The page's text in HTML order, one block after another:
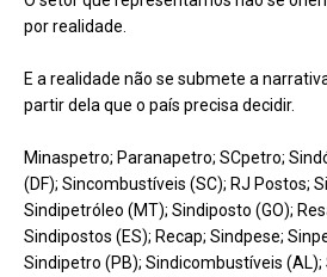
por realidade.
E a realidade não se submete a
partir dela que o país precisa decidir.
Minaspetro; Paranapetro; SCpetro;
(DF); Sincombustíveis (SC); RJ Postos;
Sindipetróleo (MT); Sindiposto (GO);
Sindipostos (ES); Recap; Sindpese;
Sindipetro (PB); Sindicombustíveis (AL);